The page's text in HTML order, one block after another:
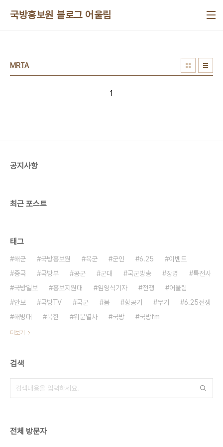
국방홍보원 블로그 어울림
MRTA
1
공지사항
최근 포스트
태그
해군 국방홍보원 육군 군인 6.25
이벤트
중국
국방부 공군 군대 국군방송 장병
특전사
국방일보
홍보지원대 임영식기자 전쟁
어울림
안보
국방TV 국군 붐 항공기 무기
6.25전쟁
해병대
북한 위문열차 국방 국방fm
더보기
검색
전체 방문자